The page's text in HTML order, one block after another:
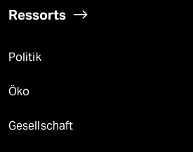
Ressorts
Politik
Öko
Gesellschaft